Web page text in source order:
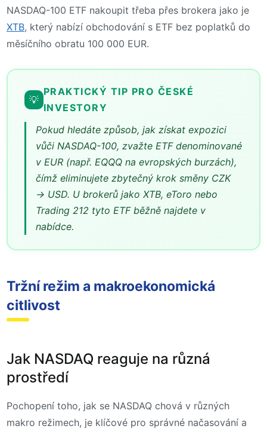
NASDAQ-100 ETF nakoupit třeba přes brokera jako je
XTB, který nabízí obchodování s ETF bez poplatků do
měsíčního obratu 100 000 EUR.
💡
PRAKTICKÝ TIP PRO ČESKÉ
INVESTORY
Pokud hledáte způsob, jak získat expozici
vůči NASDAQ-100, zvažte ETF denominované
v EUR (např. EQQQ na evropských burzách),
čímž eliminujete zbytečný krok směny CZK
→ USD. U brokerů jako XTB, eToro nebo
Trading 212 tyto ETF běžně najdete v
nabídce.
Tržní režim a makroekonomická
citlivost
Jak NASDAQ reaguje na různá
prostředí
Pochopení toho, jak se NASDAQ chová v různých
makro režimech, je klíčové pro správné načasování a